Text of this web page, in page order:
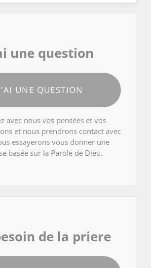
une question
UNE QUESTION
avec nous vos pensées et vos
et nous prendrons contact avec
essayerons vous donner une
basée sur la Parole de Dieu.
de la priere